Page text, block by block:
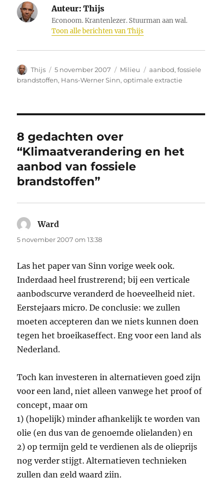
Auteur: Thijs
Econoom. Krantenlezer. Stuurman aan wal.
Toon alle berichten van Thijs
Auteur
Thijs
Geplaatst
op
5 november 2007 Categorieën
Milieu Tags
aanbod,fossiele
brandstoffen, Hans-Werner Sinn,optimale extractie
8 gedachten over
“Klimaatverandering en het
aanbod van fossiele
brandstoffen”
Ward
5 november 2007 om 13:38
Las het paper van Sinn vorige week ook.
Inderdaad heel frustrerend; bij een verticale
aanbodscurve veranderd de hoeveelheid niet.
Eerstejaars micro. De conclusie: we zullen
moeten accepteren dan we niets kunnen doen
tegen het broeikaseffect. Eng voor een land als
Nederland.
Toch kan investeren in alternatieven goed zijn
voor een land, niet alleen vanwege het proof of
concept, maar om
1) (hopelijk) minder afhankelijk te worden van
olie (en dus van de genoemde olielanden) en
2) op termijn geld te verdienen als de olieprijs
nog verder stijgt. Alternatieven technieken
zullen dan geld waard zijn.